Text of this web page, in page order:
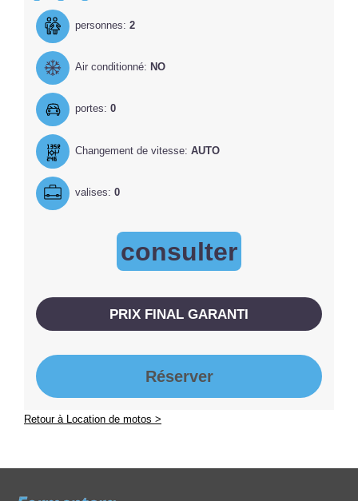
personnes: 2
Air conditionné: NO
portes: 0
Changement de vitesse: AUTO
valises: 0
consulter
PRIX ​​FINAL GARANTI
Réserver
Retour à Location de motos >